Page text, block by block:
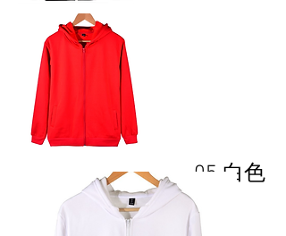
05 白色